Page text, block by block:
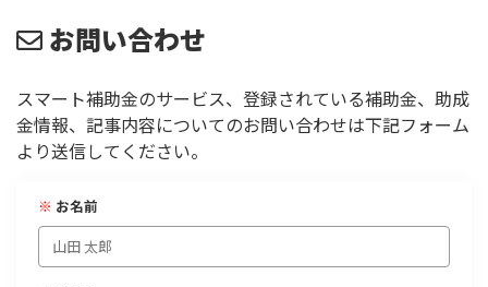
エリア
業種
建設･不動産業
宿泊･旅館業
お問い合わせ
スマート補助金のサービス、登録されている補助金、助成
金情報、記事内容についてのお問い合わせは下記フォーム
より送信してください。
※ お名前